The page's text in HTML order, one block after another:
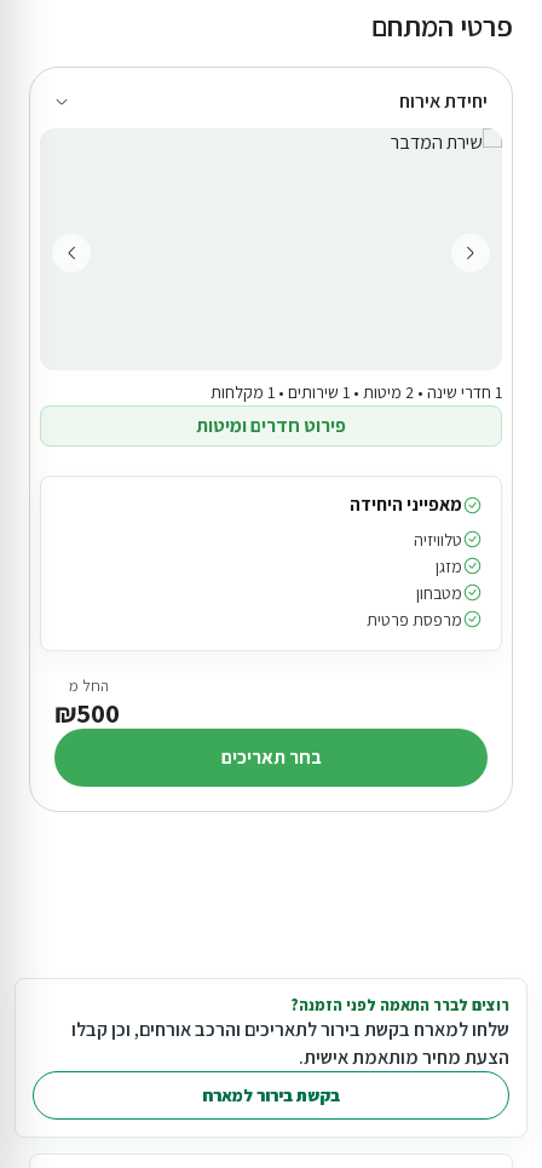
פרטי המתחם
יחידת אירוח
1 חדרי שינה • 2 מיטות • 1 שירותים • 1 מקלחות
פירוט חדרים ומיטות
מאפייני היחידה
טלוויזיה
מזגן
מטבחון
מרפסת פרטית
החל מ
₪500
בחר תאריכים
רוצים לברר התאמה לפני הזמנה?
שלחו למארח בקשת בירור לתאריכים והרכב אורחים, וכן קבלו
הצעת מחיר מותאמת אישית.
בקשת בירור למארח